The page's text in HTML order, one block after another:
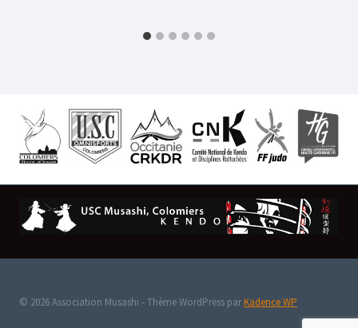
© 2026 Association Musashi - Thème WordPress par Kadence WP